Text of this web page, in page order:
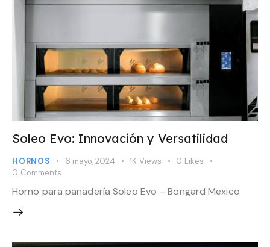
Soleo Evo: Innovación y Versatilidad
HORNOS 6 mayo, 2024 1K Views 0 Likes
0 Comments
Horno para panadería Soleo Evo – Bongard Mexico